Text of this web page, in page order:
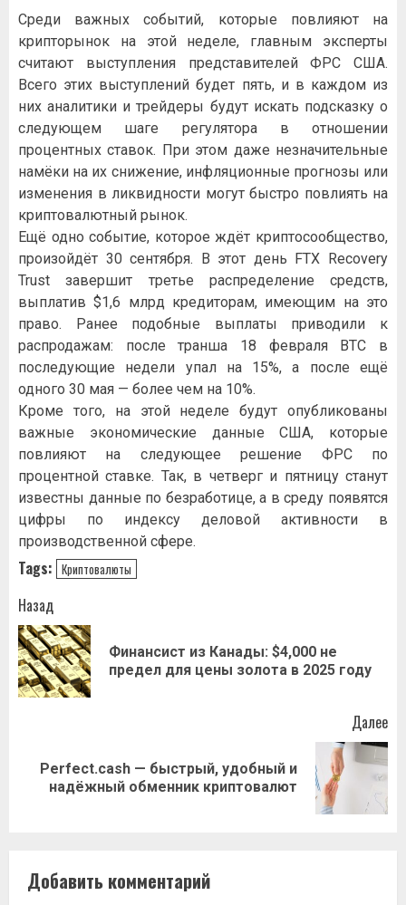
Среди важных событий, которые повлияют на
крипторынок на этой неделе, главным эксперты
считают выступления представителей ФРС США.
Всего этих выступлений будет пять, и в каждом из
них аналитики и трейдеры будут искать подсказку о
следующем шаге регулятора в отношении
процентных ставок. При этом даже незначительные
намёки на их снижение, инфляционные прогнозы или
изменения в ликвидности могут быстро повлиять на
криптовалютный рынок.
Ещё одно событие, которое ждёт криптосообщество,
произойдёт 30 сентября. В этот день FTX Recovery
Trust завершит третье распределение средств,
выплатив $1,6 млрд кредиторам, имеющим на это
право. Ранее подобные выплаты приводили к
распродажам: после транша 18 февраля BTC в
последующие недели упал на 15%, а после ещё
одного 30 мая — более чем на 10%.
Кроме того, на этой неделе будут опубликованы
важные экономические данные США, которые
повлияют на следующее решение ФРС по
процентной ставке. Так, в четверг и пятницу станут
известны данные по безработице, а в среду появятся
цифры по индексу деловой активности в
производственной сфере.
Tags: Криптовалюты
Навигация
записи
Назад
Финансист из Канады: $4,000 не
предел для цены золота в 2025 году
Далее
Следующая
запись:
Perfect.cash — быстрый, удобный и
надёжный обменник криптовалют
Добавить комментарий